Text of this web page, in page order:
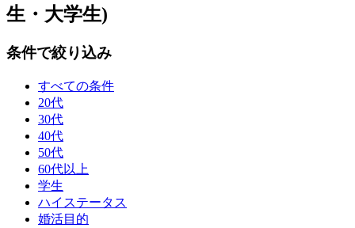
生・大学生)
条件で絞り込み
すべての条件
20代
30代
40代
50代
60代以上
学生
ハイステータス
婚活目的